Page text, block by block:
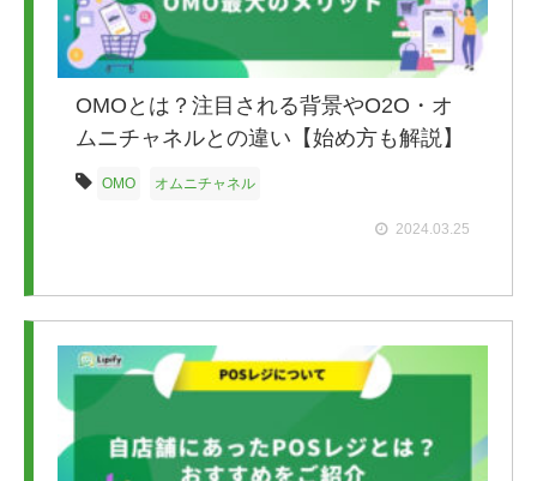
OMOとは？注目される背景やO2O・オ
ムニチャネルとの違い【始め方も解説】
OMO オムニチャネル
2024.03.25